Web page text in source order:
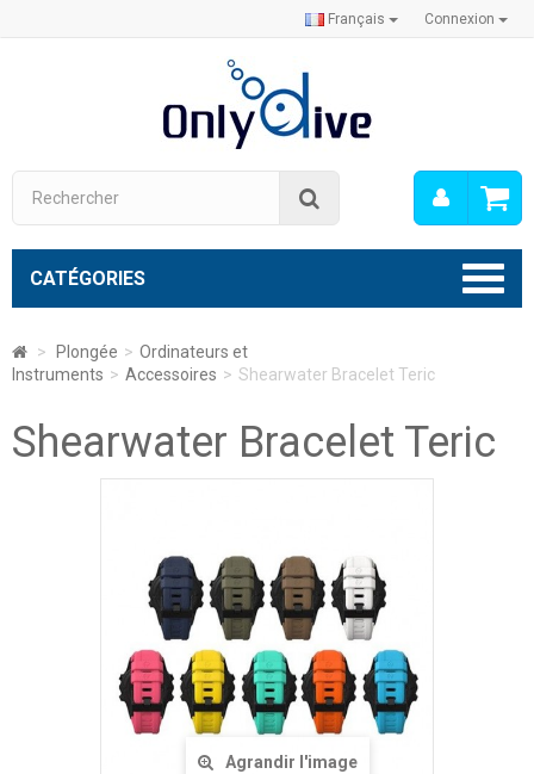
Connexion
Français
Mon
CATÉGORIES
> Plongée > Ordinateurs et
Instruments > Accessoires > Shearwater Bracelet Teric
Shearwater Bracelet Teric
Agrandir l'image